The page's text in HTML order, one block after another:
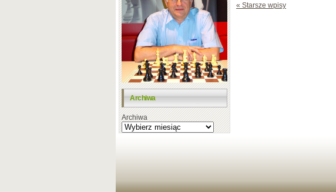
Archiwa
Archiwa
« Starsze wpisy